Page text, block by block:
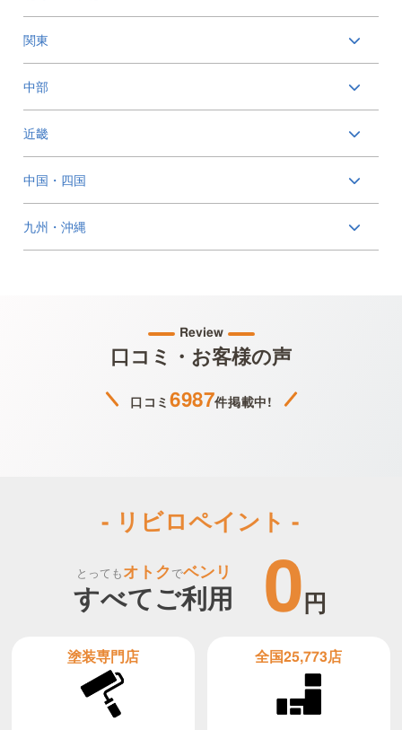
関東
中部
近畿
中国・四国
九州・沖縄
Review
口コミ・お客様の声
口コミ 6987件掲載中!
- リビロペイント -
とってもオトクでベンリ
すべてご利用 0円
塗装専門店 全国25,773店